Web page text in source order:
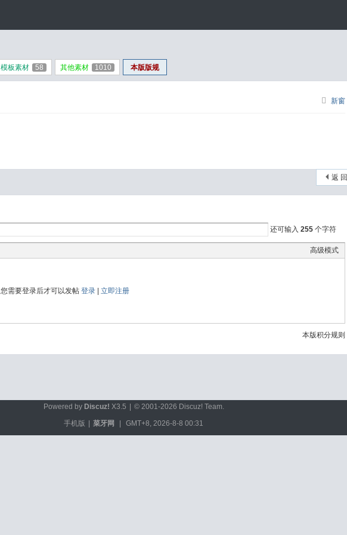
模板素材 58 其他素材 1010 本版版规
新窗
返 回
还可输入 255 个字符
高级模式
您需要登录后才可以发帖 登录 立即注册
本版积分规则
Powered by Discuz! X3.5 © 2001-2026 Discuz! Team.
手机版
菜牙网 GMT+8, 2026-8-8 00:31